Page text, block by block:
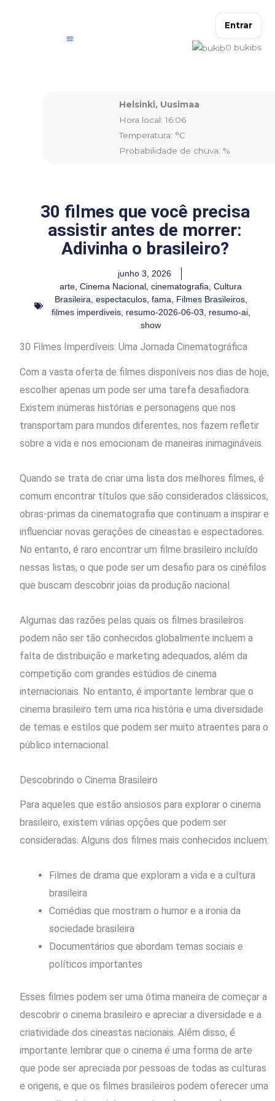
Entrar
0 bukibs
Helsinki, Uusimaa
Hora local: 16:06
Temperatura: °C
Probabilidade de chuva: %
30 filmes que você precisa
assistir antes de morrer:
Adivinha o brasileiro?
junho 3, 2026
arte, Cinema Nacional, cinematografia, Cultura
Brasileira, espectaculos, fama, Filmes Brasileiros,
filmes imperdiveis, resumo-2026-06-03, resumo-ai,
show
30 Filmes Imperdíveis: Uma Jornada Cinematográfica
Com a vasta oferta de filmes disponíveis nos dias de hoje,
escolher apenas um pode ser uma tarefa desafiadora.
Existem inúmeras histórias e personagens que nos
transportam para mundos diferentes, nos fazem refletir
sobre a vida e nos emocionam de maneiras inimagináveis.
Quando se trata de criar uma lista dos melhores filmes, é
comum encontrar títulos que são considerados clássicos,
obras-primas da cinematografia que continuam a inspirar e
influenciar novas gerações de cineastas e espectadores.
No entanto, é raro encontrar um filme brasileiro incluído
nessas listas, o que pode ser um desafio para os cinéfilos
que buscam descobrir joias da produção nacional.
Algumas das razões pelas quais os filmes brasileiros
podem não ser tão conhecidos globalmente incluem a
falta de distribuição e marketing adequados, além da
competição com grandes estúdios de cinema
internacionais. No entanto, é importante lembrar que o
cinema brasileiro tem uma rica história e uma diversidade
de temas e estilos que podem ser muito atraentes para o
público internacional.
Descobrindo o Cinema Brasileiro
Para aqueles que estão ansiosos para explorar o cinema
brasileiro, existem várias opções que podem ser
consideradas. Alguns dos filmes mais conhecidos incluem:
Filmes de drama que exploram a vida e a cultura
brasileira
Comédias que mostram o humor e a ironia da
sociedade brasileira
Documentários que abordam temas sociais e
políticos importantes
Esses filmes podem ser uma ótima maneira de começar a
descobrir o cinema brasileiro e apreciar a diversidade e a
criatividade dos cineastas nacionais. Além disso, é
importante lembrar que o cinema é uma forma de arte
que pode ser apreciada por pessoas de todas as culturas
e origens, e que os filmes brasileiros podem oferecer uma